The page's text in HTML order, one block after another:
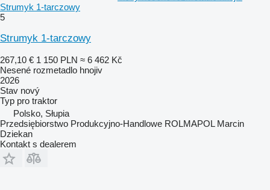
Strumyk 1-tarczowy
5
Strumyk 1-tarczowy
267,10 € 1 150 PLN ≈ 6 462 Kč
Nesené rozmetadlo hnojiv
2026
Stav nový
Typ pro traktor
Polsko, Słupia
Przedsiębiorstwo Produkcyjno-Handlowe ROLMAPOL Marcin
Dziekan
Kontakt s dealerem